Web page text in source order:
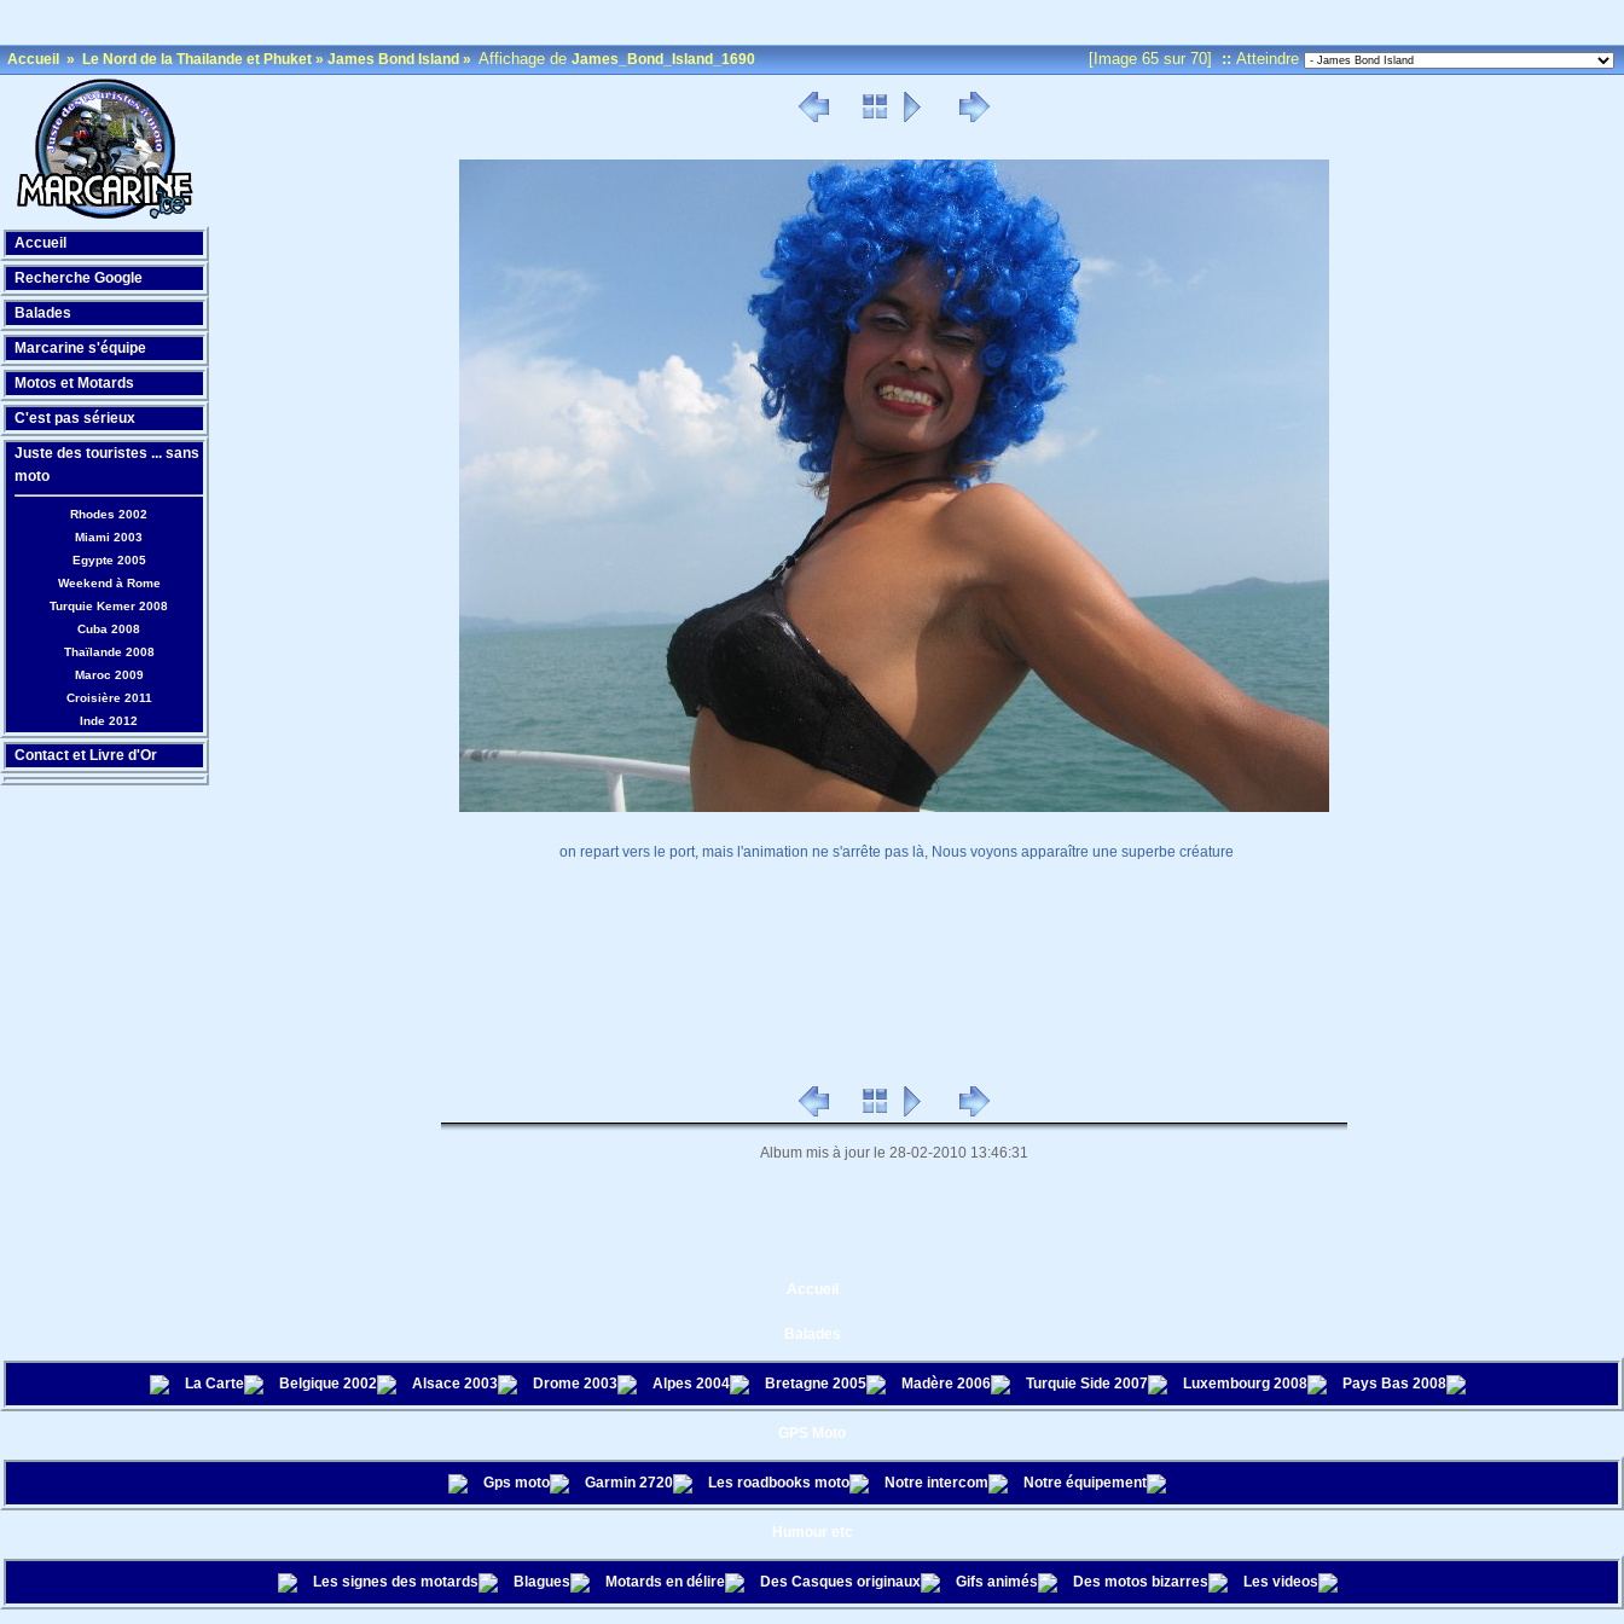
Accueil»Le Nord de la Thailande et Phuket»James Bond Island»Affichage deJames_Bond_Island_1690 [Image 65 sur 70] ::Atteindre
on repart vers le port, mais l'animation ne s'arrête pas là, Nous voyons apparaître une superbe créature
Album mis à jour le 28-02-2010 13:46:31
Accueil
Balades
La Carte Belgique 2002 Alsace 2003 Drome 2003 Alpes 2004 Bretagne 2005 Madère 2006 Turquie Side 2007 Luxembourg 2008 Pays Bas 2008
GPS Moto
Gps moto Garmin 2720 Les roadbooks moto Notre intercom Notre équipement
Humour etc
Les signes des motards Blagues Motards en délire Des Casques originaux Gifs animés Des motos bizarres Les videos
Accueil
Recherche Google
Balades
Marcarine s'équipe
Motos et Motards
C'est pas sérieux
Juste des touristes ... sans
moto
Rhodes 2002
Miami 2003
Egypte 2005
Weekend à Rome
Turquie Kemer 2008
Cuba 2008
Thaïlande 2008
Maroc 2009
Croisière 2011
Inde 2012
Contact et Livre d'Or